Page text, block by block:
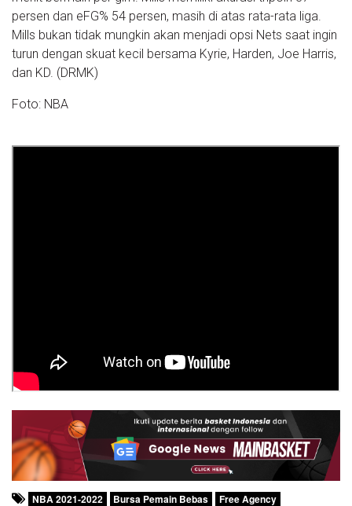
persen dan eFG% 54 persen, masih di atas rata-rata liga.
Mills bukan tidak mungkin akan menjadi opsi Nets saat ingin
turun dengan skuat kecil bersama Kyrie, Harden, Joe Harris,
dan KD. (DRMK)
Foto: NBA
NBA 2021-2022 Bursa Pemain Bebas Free Agency